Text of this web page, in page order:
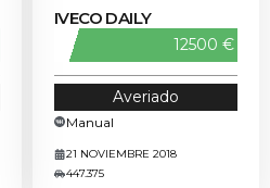
IVECO DAILY
12500 €
Averiado
Manual
21 NOVIEMBRE 2018
447.375